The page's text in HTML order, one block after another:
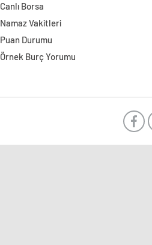
Canlı Borsa
Namaz Vakitleri
Puan Durumu
Örnek Burç Yorumu